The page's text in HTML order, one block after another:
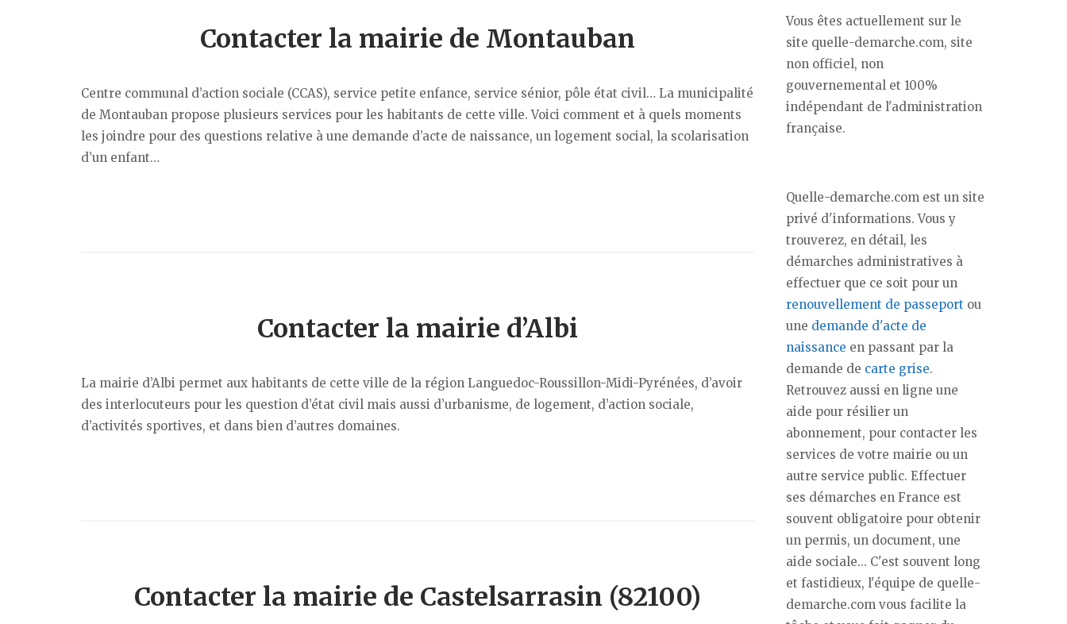
Contacter la mairie de Montauban
Centre communal d’action sociale (CCAS), service petite enfance, service sénior, pôle état civil… La municipalité
de Montauban propose plusieurs services pour les habitants de cette ville. Voici comment et à quels moments
les joindre pour des questions relative à une demande d’acte de naissance, un logement social, la scolarisation
d’un enfant…
Contacter la mairie d’Albi
La mairie d’Albi permet aux habitants de cette ville de la région Languedoc-Roussillon-Midi-Pyrénées, d’avoir
des interlocuteurs pour les question d’état civil mais aussi d’urbanisme, de logement, d’action sociale,
d’activités sportives, et dans bien d’autres domaines.
Contacter la mairie de Castelsarrasin (82100)
Vous êtes actuellement sur le
site quelle-demarche.com, site
non officiel, non
gouvernemental et 100%
indépendant de l'administration
française.
Quelle-demarche.com est un site
privé d'informations. Vous y
trouverez, en détail, les
démarches administratives à
effectuer que ce soit pour un
renouvellement de passeport ou
une demande d'acte de
naissance en passant par la
demande de carte grise.
Retrouvez aussi en ligne une
aide pour résilier un
abonnement, pour contacter les
services de votre mairie ou un
autre service public. Effectuer
ses démarches en France est
souvent obligatoire pour obtenir
un permis, un document, une
aide sociale... C'est souvent long
et fastidieux, l'équipe de quelle-
demarche.com vous facilite la